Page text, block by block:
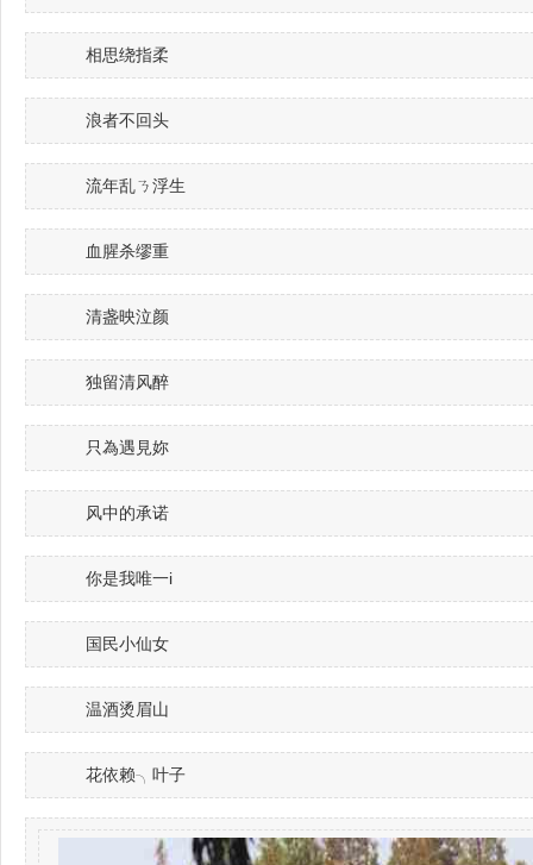
相思绕指柔
浪者不回头
流年乱ㄋ浮生
血腥杀缪重
清盏映泣颜
独留清风醉
只為遇見妳
风中的承诺
你是我唯一i
国民小仙女
温酒烫眉山
花依赖╮叶子